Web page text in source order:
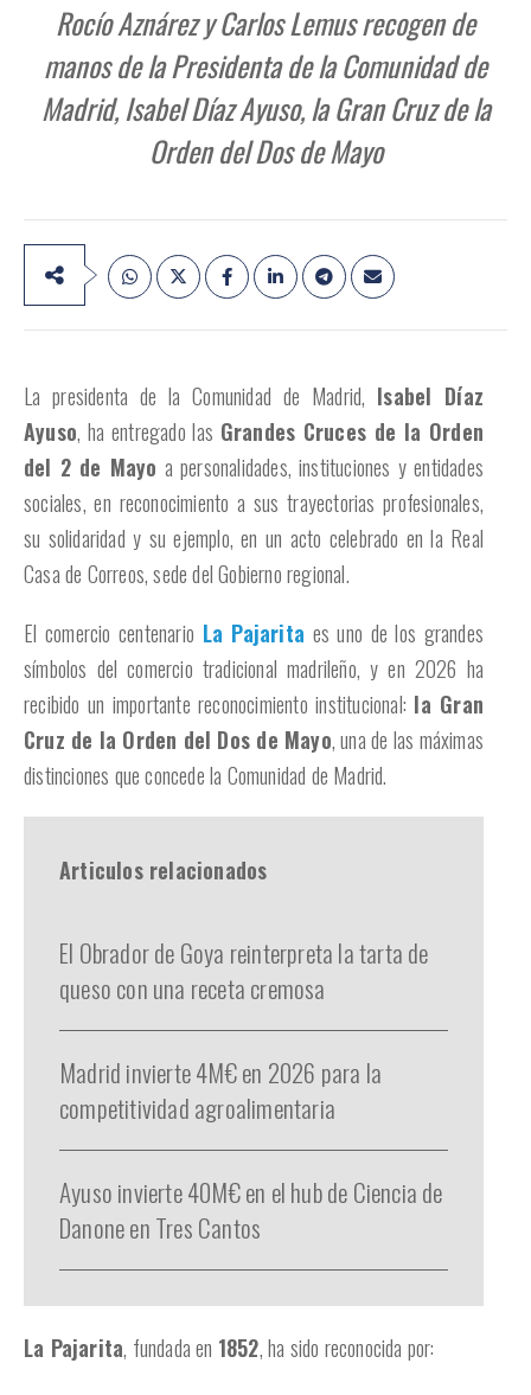
Rocío Aznárez y Carlos Lemus recogen de
manos de la Presidenta de la Comunidad de
Madrid, Isabel Díaz Ayuso, la Gran Cruz de la
Orden del Dos de Mayo
La presidenta de la Comunidad de Madrid, Isabel Díaz
Ayuso, ha entregado las Grandes Cruces de la Orden
del 2 de Mayo a personalidades, instituciones y entidades
sociales, en reconocimiento a sus trayectorias profesionales,
su solidaridad y su ejemplo, en un acto celebrado en la Real
Casa de Correos, sede del Gobierno regional.
El comercio centenario La Pajarita es uno de los grandes
símbolos del comercio tradicional madrileño, y en 2026 ha
recibido un importante reconocimiento institucional: la Gran
Cruz de la Orden del Dos de Mayo, una de las máximas
distinciones que concede la Comunidad de Madrid.
Articulos relacionados
El Obrador de Goya reinterpreta la tarta de
queso con una receta cremosa
Madrid invierte 4M€ en 2026 para la
competitividad agroalimentaria
Ayuso invierte 40M€ en el hub de Ciencia de
Danone en Tres Cantos
La Pajarita, fundada en 1852, ha sido reconocida por: